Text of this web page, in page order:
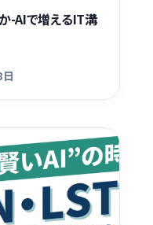
-AIで増えるIT溝